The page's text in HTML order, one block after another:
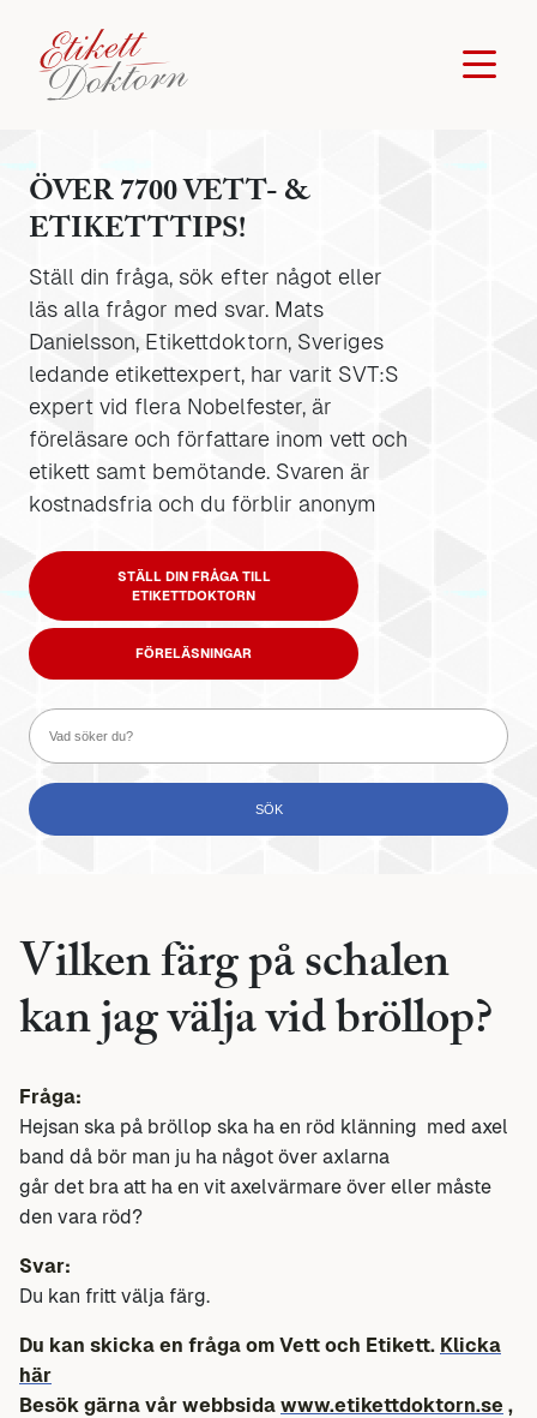
ÖVER 7700 VETT- &
ETIKETTTIPS!
Ställ din fråga, sök efter något eller
läs alla frågor med svar. Mats
Danielsson, Etikettdoktorn, Sveriges
ledande etikettexpert, har varit SVT:S
expert vid flera Nobelfester, är
föreläsare och författare inom vett och
etikett samt bemötande. Svaren är
kostnadsfria och du förblir anonym
STÄLL DIN FRÅGA TILL
ETIKETTDOKTORN
FÖRELÄSNINGAR
Vilken färg på schalen
kan jag välja vid bröllop?
Fråga:
Hejsan ska på bröllop ska ha en röd klänning med axel
band då bör man ju ha något över axlarna
går det bra att ha en vit axelvärmare över eller måste
den vara röd?
Svar:
Du kan fritt välja färg.
Du kan skicka en fråga om Vett och Etikett. Klicka
här
Besök gärna vår webbsida www.etikettdoktorn.se ,